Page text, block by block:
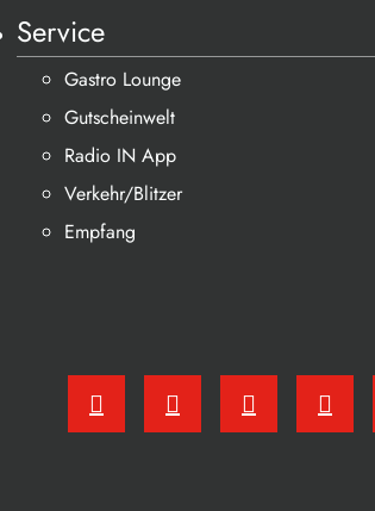
Service
Gastro Lounge
Gutscheinwelt
Radio IN App
Verkehr/Blitzer
Empfang